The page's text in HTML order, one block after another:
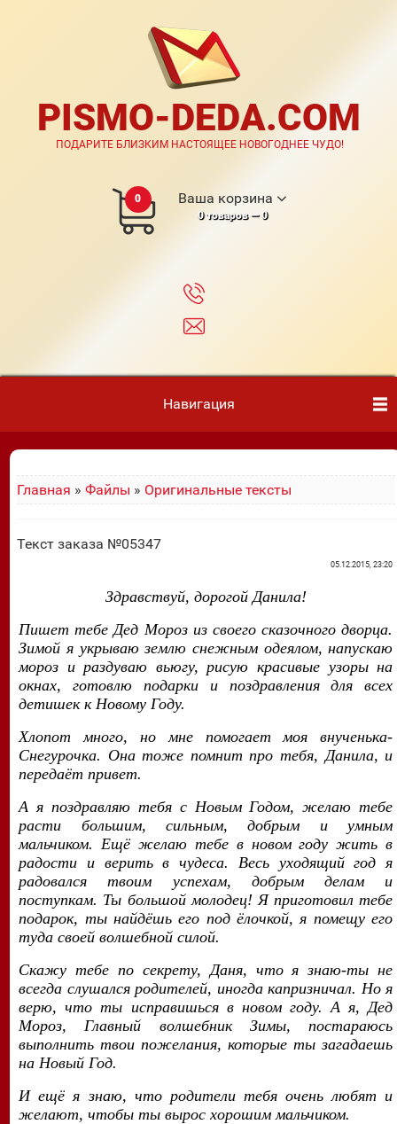
PISMO-DEDA.COM
ПОДАРИТЕ БЛИЗКИМ НАСТОЯЩЕЕ НОВОГОДНЕЕ ЧУДО!
0 Ваша корзина
0товаров —0
Навигация
Главная »Файлы » Оригинальные тексты
Текст заказа №05347
05.12.2015, 23:20
Здравствуй, дорогой Данила!
Пишет тебе Дед Мороз из своего сказочного дворца.
Зимой я укрываю землю снежным одеялом, напускаю
мороз и раздуваю вьюгу, рисую красивые узоры на
окнах, готовлю подарки и поздравления для всех
детишек к Новому Году.
Хлопот много, но мне помогает моя внученька-
Снегурочка. Она тоже помнит про тебя, Данила, и
передаёт привет.
А я поздравляю тебя с Новым Годом, желаю тебе
расти большим, сильным, добрым и умным
мальчиком. Ещё желаю тебе в новом году жить в
радости и верить в чудеса. Весь уходящий год я
радовался твоим успехам, добрым делам и
поступкам. Ты большой молодец! Я приготовил тебе
подарок, ты найдёшь его под ёлочкой, я помещу его
туда своей волшебной силой.
Скажу тебе по секрету, Даня, что я знаю-ты не
всегда слушался родителей, иногда капризничал. Но я
верю, что ты исправишься в новом году. А я, Дед
Мороз, Главный волшебник Зимы, постараюсь
выполнить твои пожелания, которые ты загадаешь
на Новый Год.
И ещё я знаю, что родители тебя очень любят и
желают, чтобы ты вырос хорошим мальчиком.